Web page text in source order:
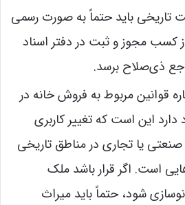
تاریخی باید حتماً به صورت رسمی
کسب مجوز و ثبت در دفتر اسناد
ذی‌صلاح برسد.
قوانین مربوط به فروش خانه در
این است که تغییر کاربری
یا تجاری در مناطق تاریخی
است. اگر قرار باشد ملک
شود، حتماً باید میراث